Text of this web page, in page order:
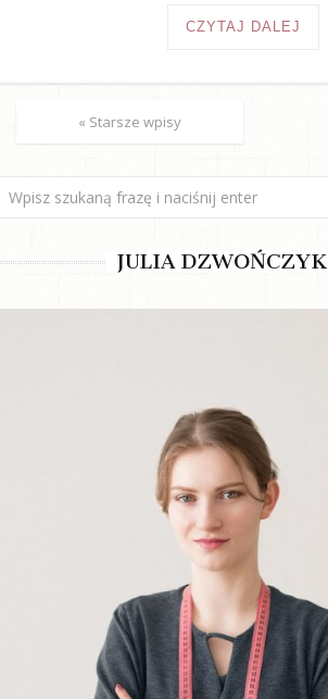
CZYTAJ DALEJ
« Starsze wpisy
JULIA DZWOŃCZYK